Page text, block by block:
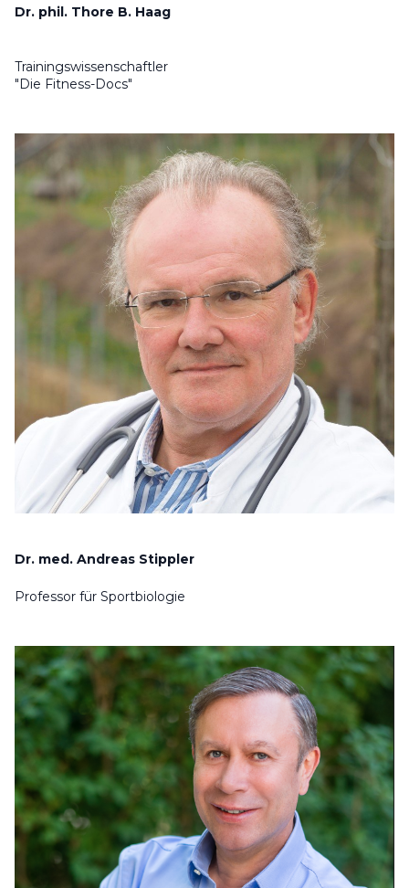
Dr. phil. Thore B. Haag
Trainingswissenschaftler
"Die Fitness-Docs"
Dr. med. Andreas Stippler
Professor für Sportbiologie